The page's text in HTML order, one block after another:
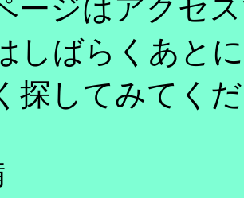
ージはアクセ
しばらくあと
探してみてく